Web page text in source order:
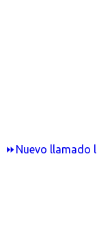
⏩Nuevo llamado